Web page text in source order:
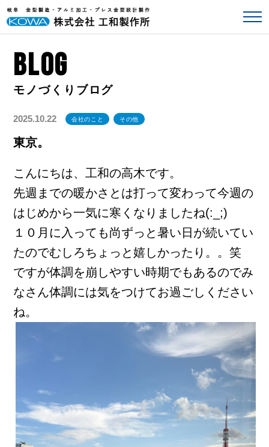
BLOG
2025.10.22 会社のこと その他
東京。
こんにちは、工和の高木です。
先週までの暖かさとは打って変わって今週の
はじめから一気に寒くなりましたね(:_;)
１０月に入っても尚ずっと暑い日が続いてい
たのでむしろちょっと嬉しかったり。。笑
ですが体調を崩しやすい時期でもあるのでみ
なさん体調には気をつけてお過ごしください
ね。